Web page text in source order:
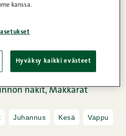
kanssa.
Hyväksy kaikki evästeet